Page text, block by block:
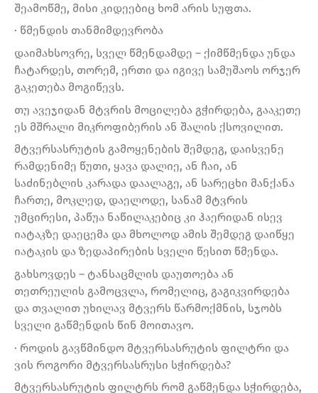
შეამოწმე, მისი კიდეებიც ხომ არის სუფთა.
· წმენდის თანმიმდევრობა
დაიმახსოვრე, სველ წმენდამდე – ქიმწმენდა უნდა
ჩატარდეს, თორემ, ერთი და იგივე სამუშაოს ორჯერ
გაკეთება მოგიწევს.
თუ ავეჯიდან მტვრის მოცილება გჭირდება, გააკეთე
ეს მშრალი მიკროფიბერის ან შალის ქსოვილით.
მტვერსასრუტის გამოყენების შემდეგ, დაისვენე
რამდენიმე წუთი, ყავა დალიე, ან ჩაი, ან
საძინებლის კარადა დაალაგე, ან სარეცხი მანქანა
ჩართე, მოკლედ, დაელოდე, სანამ მტვრის
უმცირესი, პაწუა ნაწილაკებიც კი ჰაერიდან ისევ
იატაკზე დაეცემა და მხოლოდ ამის შემდეგ დაიწყე
იატაკის და ზედაპირების სველი წესით წმენდა.
გახსოვდეს – ტანსაცმლის დაუთოება ან
თეთრეულის გამოცვლა, რომელიც, გაგიკვირდება
და თვალით უხილავ მტვერს წარმოქმნის, სჯობს
სველი გაწმენდის წინ მოითავო.
· როდის გავწმინდო მტვერსასრუტის ფილტრი და
ვის როგორი მტვერსასრუსი სჭირდება?
მტვერსასრუტის ფილტრს რომ გაწმენდა სჭირდება,